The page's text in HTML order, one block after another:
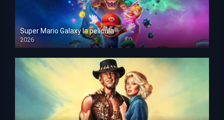
Super Mario Galaxy la película
2026
HD 1080p